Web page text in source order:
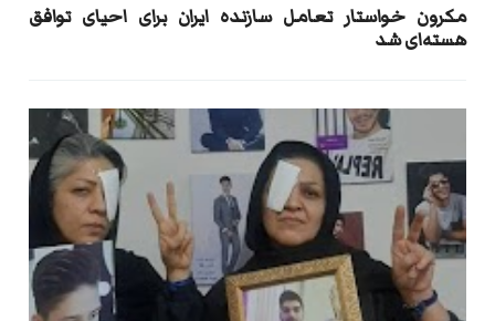
مکرون خواستار تعامل سازنده ایران برای احیای توافق
هسته‌ای شد